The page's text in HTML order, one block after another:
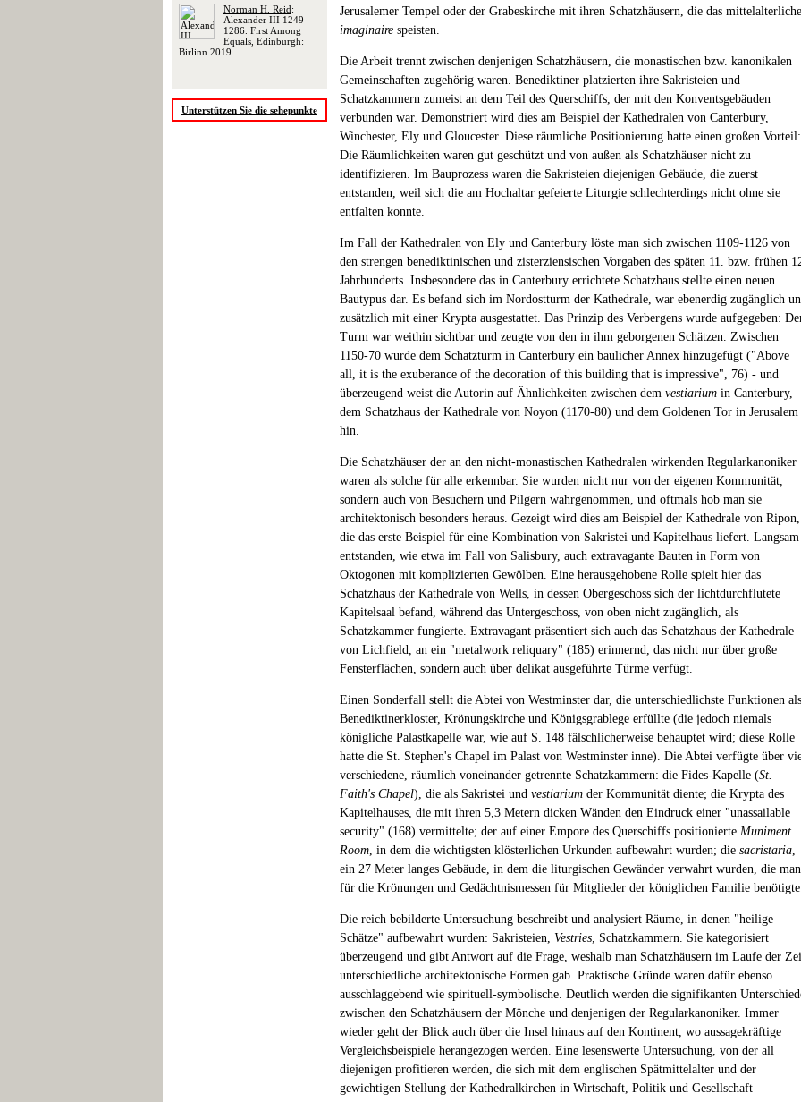
Norman H. Reid:
Alexander III 1249-
1286. First Among
Equals, Edinburgh:
Birlinn 2019
Unterstützen Sie die sehepunkte
Jerusalemer Tempel oder der Grabeskirche mit ihren Schatzhäusern, die das mittelalterliche
imaginaire speisten.
Die Arbeit trennt zwischen denjenigen Schatzhäusern, die monastischen bzw. kanonikalen
Gemeinschaften zugehörig waren. Benediktiner platzierten ihre Sakristeien und
Schatzkammern zumeist an dem Teil des Querschiffs, der mit den Konventsgebäuden
verbunden war. Demonstriert wird dies am Beispiel der Kathedralen von Canterbury,
Winchester, Ely und Gloucester. Diese räumliche Positionierung hatte einen großen Vorteil:
Die Räumlichkeiten waren gut geschützt und von außen als Schatzhäuser nicht zu
identifizieren. Im Bauprozess waren die Sakristeien diejenigen Gebäude, die zuerst
entstanden, weil sich die am Hochaltar gefeierte Liturgie schlechterdings nicht ohne sie
entfalten konnte.
Im Fall der Kathedralen von Ely und Canterbury löste man sich zwischen 1109-1126 von
den strengen benediktinischen und zisterziensischen Vorgaben des späten 11. bzw. frühen
Jahrhunderts. Insbesondere das in Canterbury errichtete Schatzhaus stellte einen neuen
Bautypus dar. Es befand sich im Nordostturm der Kathedrale, war ebenerdig zugänglich
zusätzlich mit einer Krypta ausgestattet. Das Prinzip des Verbergens wurde aufgegeben:
Turm war weithin sichtbar und zeugte von den in ihm geborgenen Schätzen. Zwischen
1150-70 wurde dem Schatzturm in Canterbury ein baulicher Annex hinzugefügt ("Above
all, it is the exuberance of the decoration of this building that is impressive", 76) - und
überzeugend weist die Autorin auf Ähnlichkeiten zwischen dem vestiarium in Canterbury,
dem Schatzhaus der Kathedrale von Noyon (1170-80) und dem Goldenen Tor in Jerusalem
hin.
Die Schatzhäuser der an den nicht-monastischen Kathedralen wirkenden Regularkanoniker
waren als solche für alle erkennbar. Sie wurden nicht nur von der eigenen Kommunität,
sondern auch von Besuchern und Pilgern wahrgenommen, und oftmals hob man sie
architektonisch besonders heraus. Gezeigt wird dies am Beispiel der Kathedrale von Ripon,
die das erste Beispiel für eine Kombination von Sakristei und Kapitelhaus liefert. Langsam
entstanden, wie etwa im Fall von Salisbury, auch extravagante Bauten in Form von
Oktogonen mit komplizierten Gewölben. Eine herausgehobene Rolle spielt hier das
Schatzhaus der Kathedrale von Wells, in dessen Obergeschoss sich der lichtdurchflutete
Kapitelsaal befand, während das Untergeschoss, von oben nicht zugänglich, als
Schatzkammer fungierte. Extravagant präsentiert sich auch das Schatzhaus der Kathedrale
von Lichfield, an ein "metalwork reliquary" (185) erinnernd, das nicht nur über große
Fensterflächen, sondern auch über delikat ausgeführte Türme verfügt.
Einen Sonderfall stellt die Abtei von Westminster dar, die unterschiedlichste Funktionen als
Benediktinerkloster, Krönungskirche und Königsgrablege erfüllte (die jedoch niemals
königliche Palastkapelle war, wie auf S. 148 fälschlicherweise behauptet wird; diese Rolle
hatte die St. Stephen's Chapel im Palast von Westminster inne). Die Abtei verfügte über
verschiedene, räumlich voneinander getrennte Schatzkammern: die Fides-Kapelle (St.
Faith's Chapel), die als Sakristei und vestiarium der Kommunität diente; die Krypta des
Kapitelhauses, die mit ihren 5,3 Metern dicken Wänden den Eindruck einer "unassailable
security" (168) vermittelte; der auf einer Empore des Querschiffs positionierte Muniment
Room, in dem die wichtigsten klösterlichen Urkunden aufbewahrt wurden; die sacristaria,
ein 27 Meter langes Gebäude, in dem die liturgischen Gewänder verwahrt wurden, die man
für die Krönungen und Gedächtnismessen für Mitglieder der königlichen Familie
Die reich bebilderte Untersuchung beschreibt und analysiert Räume, in denen "heilige
Schätze" aufbewahrt wurden: Sakristeien, Vestries, Schatzkammern. Sie kategorisiert
überzeugend und gibt Antwort auf die Frage, weshalb man Schatzhäusern im Laufe der
unterschiedliche architektonische Formen gab. Praktische Gründe waren dafür ebenso
ausschlaggebend wie spirituell-symbolische. Deutlich werden die signifikanten
zwischen den Schatzhäusern der Mönche und denjenigen der Regularkanoniker. Immer
wieder geht der Blick auch über die Insel hinaus auf den Kontinent, wo aussagekräftige
Vergleichsbeispiele herangezogen werden. Eine lesenswerte Untersuchung, von der all
diejenigen profitieren werden, die sich mit dem englischen Spätmittelalter und der
gewichtigen Stellung der Kathedralkirchen in Wirtschaft, Politik und Gesellschaft